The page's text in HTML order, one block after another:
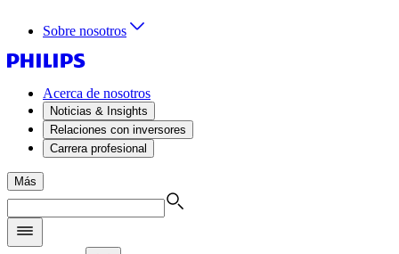
Sobre nosotros
Acerca de nosotros
Noticias & Insights
Relaciones con inversores
Carrera profesional
Más